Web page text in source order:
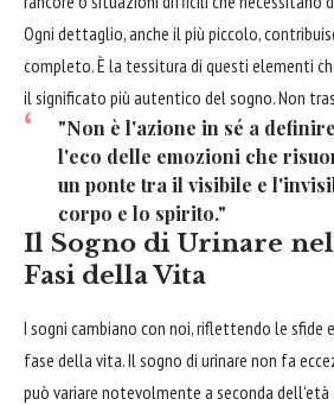
Ogni dettaglio, anche il più piccolo,
completo. È la tessitura di questi elementi
il significato più autentico del sogno. Non
"Non è l'azione in sé a
l'eco delle emozioni che
un ponte tra il visibile e
corpo e lo spirito."
Il Sogno di Urinare
Fasi della Vita
I sogni cambiano con noi, riflettendo le sfide
fase della vita. Il sogno di urinare non fa
può variare notevolmente a seconda